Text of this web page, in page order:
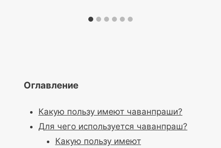
Оглавление
Какую пользу имеют чаванпраши?
Для чего используется чаванпраш?
Какую пользу имеют